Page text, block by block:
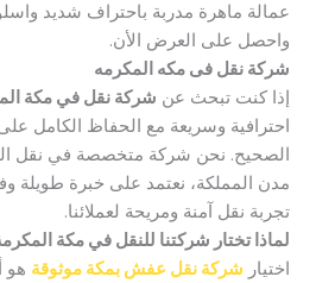
عمالة ماهرة مدربة باحتراف شديد
واحصل على العرض الأن.
شركة نقل فى مكه المكرمه
إذا كنت تبحث عن شركة نقل في مكة
احترافية وسريعة مع الحفاظ الكامل
الصحيح. نحن شركة متخصصة في نقل
مدن المملكة، نعتمد على خبرة
تجربة نقل آمنة ومريحة لعملائنا.
لماذا تختار شركتنا للنقل في مكة
اختيار شركة نقل عفش بمكة موثوقة هو